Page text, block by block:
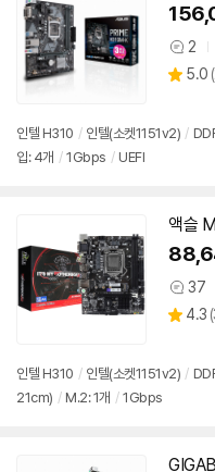
상
품
2
별
5.0 (
인텔 H310 / 인텔(소켓1151v2) /
입: 4개 / 1Gbps / UEFI
액슬
상
품
37
별
4.3 (
인텔 H310 / 인텔(소켓1151v2) /
21cm) / M.2: 1개 / 1Gbps